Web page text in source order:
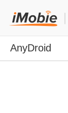
ロック解除
AnyDroid